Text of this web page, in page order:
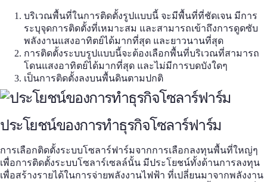
บริเวณพื้นที่ในการติดตั้งรูปแบบนี้ จะมีพื้นที่ที่ชัดเจน มีการ
ระบุจุดการติดตั้งที่เหมาะสม และสามารถเข้าถึงการดูดซับ
พลังงานแสงอาทิตย์ได้มากที่สุด และยาวนานที่สุด
การติดตั้งระบบรูปแบบนี้จะต้องเลือกพื้นที่บริเวณที่สามารถ
โดนแสงอาทิตย์ได้มากที่สุด และไม่มีการบดบังใดๆ
เป็นการติดตั้งลงบนพื้นดินตามปกติ
ประโยชน์ของการทำธุรกิจโซลาร์ฟาร์ม
การเลือกติดตั้งระบบโซลาร์ฟาร์มจากการเลือกลงทุนพื้นที่ใหญ่ๆ
เพื่อการติดตั้งระบบโซลาร์เซลล์นั้น มีประโยชน์ทั้งด้านการลงทุน
เพื่อสร้างรายได้ในการจ่ายพลังงานไฟฟ้า ที่เปลี่ยนมาจากพลังงาน